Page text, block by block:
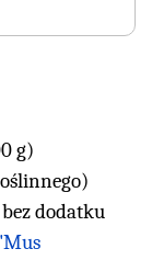
g)
dodatku